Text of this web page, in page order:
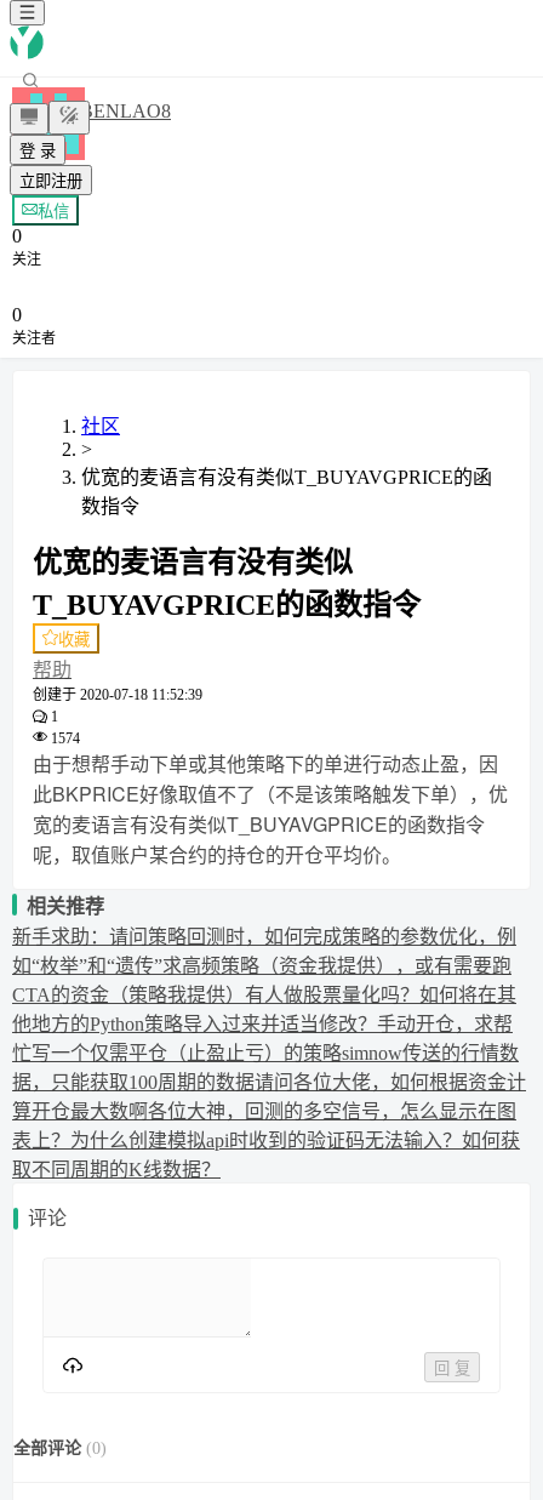
登 录
立即注册
BENLAO8
+ 关注
私信
0
关注
0
关注者
社区
>
优宽的麦语言有没有类似T_BUYAVGPRICE的函
数指令
优宽的麦语言有没有类似
T_BUYAVGPRICE的函数指令
收藏
帮助
创建于 2020-07-18 11:52:39
1
1574
由于想帮手动下单或其他策略下的单进行动态止盈，因
此BKPRICE好像取值不了（不是该策略触发下单），优
宽的麦语言有没有类似T_BUYAVGPRICE的函数指令
呢，取值账户某合约的持仓的开仓平均价。
相关推荐
新手求助：请问策略回测时，如何完成策略的参数优化，例
如“枚举”和“遗传”求高频策略（资金我提供），或有需要跑
CTA的资金（策略我提供） 有人做股票量化吗？ 如何将在其
他地方的Python策略导入过来并适当修改？ 手动开仓，求帮
忙写一个仅需平仓（止盈止亏）的策略simnow传送的行情数
据，只能获取100周期的数据请问各位大佬，如何根据资金计
算开仓最大数啊各位大神，回测的多空信号，怎么显示在图
表上？ 为什么创建模拟api时收到的验证码无法输入？ 如何获
取不同周期的K线数据？
评论
回 复
全部评论 (0)